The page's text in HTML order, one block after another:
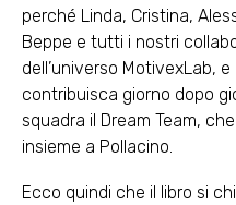
perché Linda, Cristina,
Beppe e tutti i nostri
dell’universo MotivexLab,
contribuisca giorno dopo
squadra il Dream Team,
insieme a Pollacino.
Ecco quindi che il libro si